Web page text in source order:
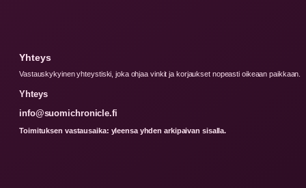
Yhteys
Vastauskykyinen yhteystiski, joka ohjaa vinkit ja korjaukset nopeasti oikeaan paikkaan.
Yhteys
info@suomichronicle.fi
Toimituksen vastausaika: yleensa yhden arkipaivan sisalla.